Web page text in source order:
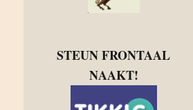
STEUN FRONTAAL
NAAKT!